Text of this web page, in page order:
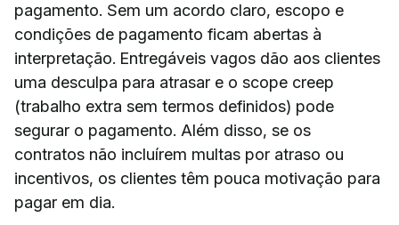
pagamento. Sem um acordo claro, escopo e
condições de pagamento ficam abertas à
interpretação. Entregáveis vagos dão aos clientes
uma desculpa para atrasar e o scope creep
(trabalho extra sem termos definidos) pode
segurar o pagamento. Além disso, se os
contratos não incluírem multas por atraso ou
incentivos, os clientes têm pouca motivação para
pagar em dia.